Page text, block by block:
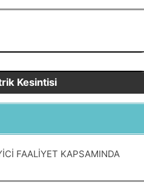
Kesintisi
FAALİYET KAPSAMINDA